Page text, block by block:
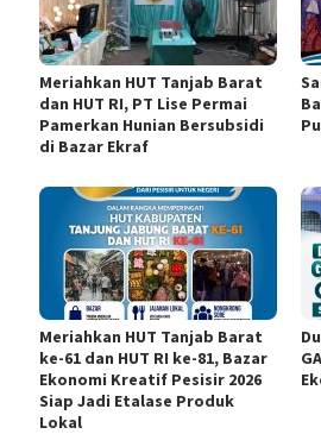
Meriahkan HUT Tanjab Barat
dan HUT RI, PT Lise Permai
Pamerkan Hunian Bersubsidi
di Bazar Ekraf
Meriahkan HUT Tanjab Barat
ke-61 dan HUT RI ke-81, Bazar
Ekonomi Kreatif Pesisir 2026
Siap Jadi Etalase Produk
Lokal